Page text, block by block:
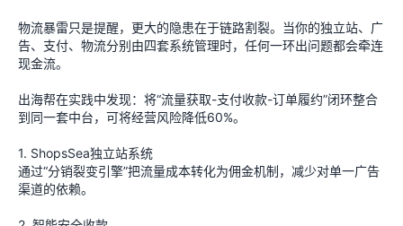
物流暴雷只是提醒，更大的隐患在于链路割裂。当你的独立站、广
告、支付、物流分别由四套系统管理时，任何一环出问题都会牵连
现金流。
出海帮在实践中发现：将“流量获取-支付收款-订单履约”闭环整合
到同一套中台，可将经营风险降低60%。
1. ShopsSea独立站系统
通过“分销裂变引擎”把流量成本转化为佣金机制，减少对单一广告
渠道的依赖。